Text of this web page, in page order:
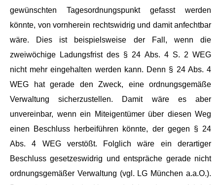
gewünschten Tagesordnungspunkt gefasst werden
könnte, von vornherein rechtswidrig und damit anfechtbar
wäre. Dies ist beispielsweise der Fall, wenn die
zweiwöchige Ladungsfrist des § 24 Abs. 4 S. 2 WEG
nicht mehr eingehalten werden kann. Denn § 24 Abs. 4
WEG hat gerade den Zweck, eine ordnungsgemäße
Verwaltung sicherzustellen. Damit wäre es aber
unvereinbar, wenn ein Miteigentümer über diesen Weg
einen Beschluss herbeiführen könnte, der gegen § 24
Abs. 4 WEG verstößt. Folglich wäre ein derartiger
Beschluss gesetzeswidrig und entspräche gerade nicht
ordnungsgemäßer Verwaltung (vgl. LG München a.a.O.).